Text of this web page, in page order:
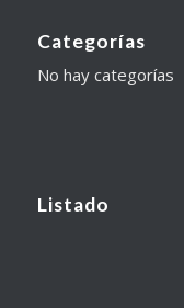
Categorías
No hay categorías
Listado